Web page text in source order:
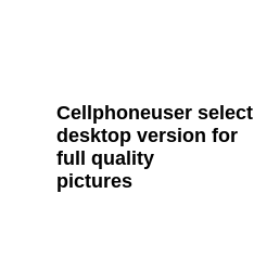
Cellphoneuser select
desktop version for
full quality
pictures